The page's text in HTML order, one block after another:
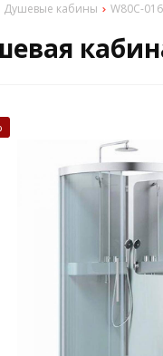
Душевые кабины W80C-